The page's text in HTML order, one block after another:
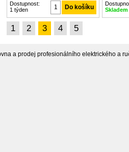
Dostupnost:
1 týden
Skladem
1 2 3 4 5
a prodej profesionálního elektrického a